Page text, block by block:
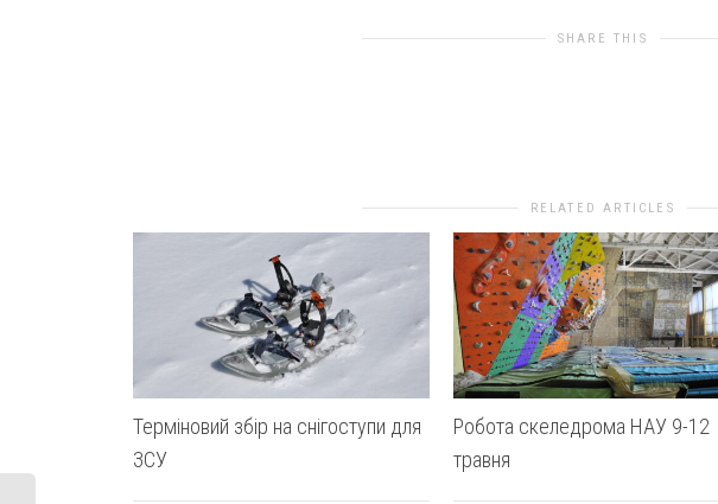
SHARE THIS
RELATED ARTICLES
Терміновий збір на снігоступи для
ЗСУ
Робота скеледрома НАУ 9-12
травня